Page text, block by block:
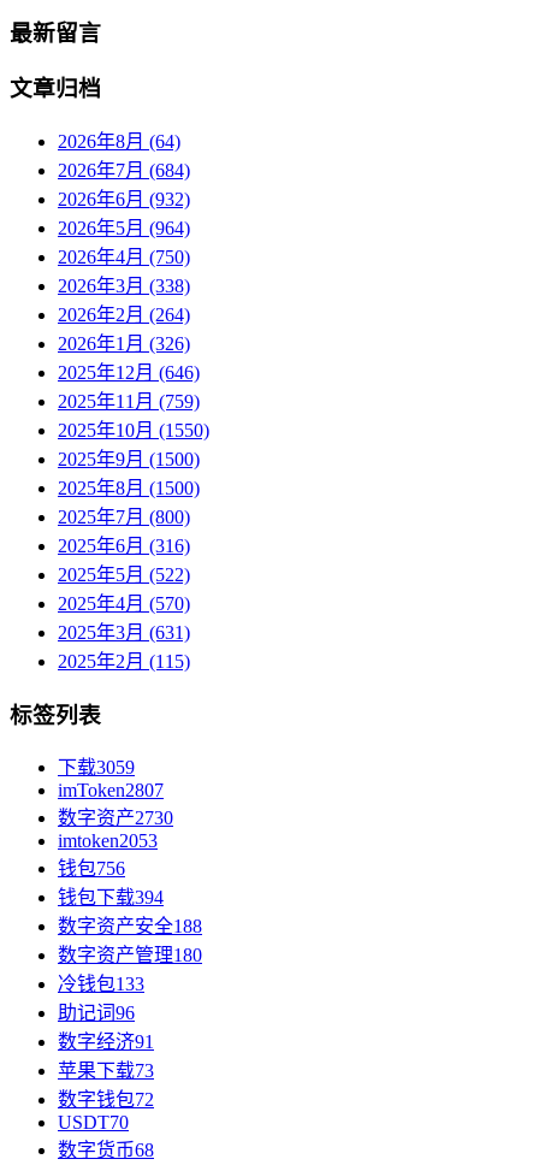
最新留言
文章归档
2026年8月 (64)
2026年7月 (684)
2026年6月 (932)
2026年5月 (964)
2026年4月 (750)
2026年3月 (338)
2026年2月 (264)
2026年1月 (326)
2025年12月 (646)
2025年11月 (759)
2025年10月 (1550)
2025年9月 (1500)
2025年8月 (1500)
2025年7月 (800)
2025年6月 (316)
2025年5月 (522)
2025年4月 (570)
2025年3月 (631)
2025年2月 (115)
标签列表
下载3059
imToken2807
数字资产2730
imtoken2053
钱包756
钱包下载394
数字资产安全188
数字资产管理180
冷钱包133
助记词96
数字经济91
苹果下载73
数字钱包72
USDT70
数字货币68